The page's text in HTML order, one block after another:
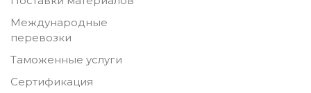
Международные
перевозки
Таможенные услуги
Сертификация